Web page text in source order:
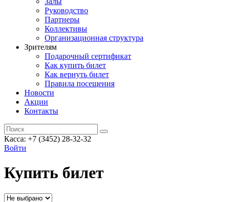
Руководство
Партнеры
Коллективы
Организационная структура
Зрителям
Подарочный сертификат
Как купить билет
Как вернуть билет
Правила посещения
Новости
Акции
Контакты
Касса: +7 (3452) 28-32-32
Войти
Купить билет